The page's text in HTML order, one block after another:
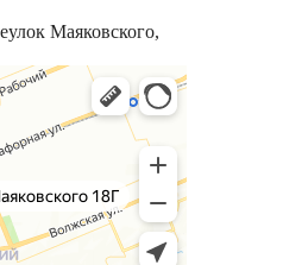
Маяковского,